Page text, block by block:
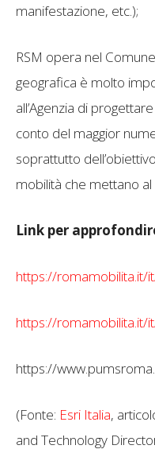
manifestazione, etc.);
RSM opera nel
geografica è molto
all’Agenzia di
conto del maggior
soprattutto
mobilità che mettano
Link per
https://romamobilita.it/
https://romamobilita.it/
https://
(Fonte: Esri Italia,
and Technology